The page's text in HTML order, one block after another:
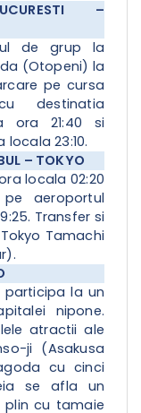
–
de grup la
(Otopeni) la
pe cursa
cu destinatia
ora 21:40 si
locala 23:10.
– TOKYO
locala 02:20
aeroportul
Transfer si
Tamachi
participa la un
nipone.
atractii ale
ji (Asakusa
cu cinci
se afla un
plin cu tamaie